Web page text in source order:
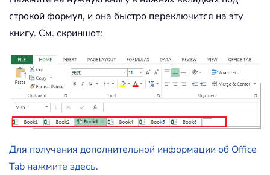
строкой формул, и она быстро переключится на эту
книгу. См. скриншот:
Для получения дополнительной информации об Office
Tab нажмите здесь.